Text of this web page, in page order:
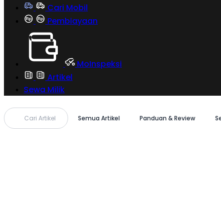
Cari Mobil
Pembiayaan
MoInspeksi
Artikel
Sewa Milik
Cari Artikel Semua Artikel Panduan & Review